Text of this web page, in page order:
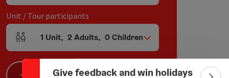
Collapse banner Give feedback and win holidays
Unit / Tour participants
Number of units and person fields
1 Unit, 2 Adults, 0 Children
Search